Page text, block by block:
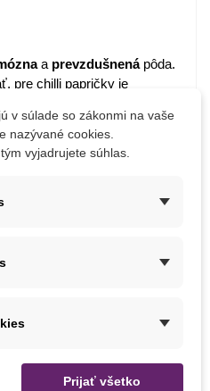
a prevzdušnenápôda.
pre chilli papričky je
, čo je technika využívajúca
a hubami,
smerom k rastline.
vhodné
120 - 200 cm
v súlade so zákonmi na vaše
nazývané cookies.
vyjadrujete súhlas.
Prijať všetko